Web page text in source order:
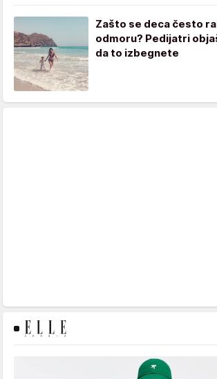
Zašto se deca često
odmoru? Pedijatri
da to izbegnete